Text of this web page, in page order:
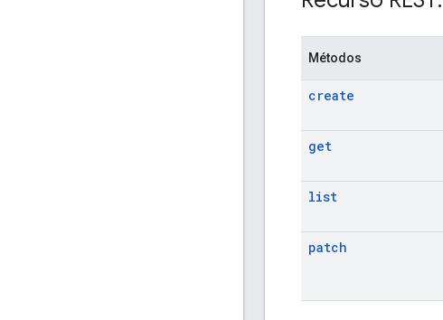
Métodos
create
get
list
patch